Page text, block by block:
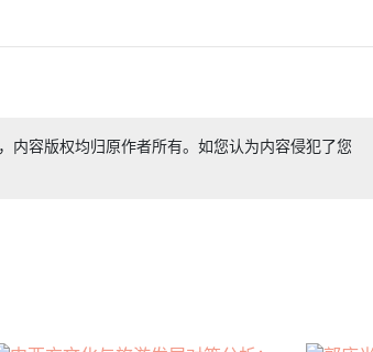
内容版权均归原作者所有。如您认为内容侵犯了您